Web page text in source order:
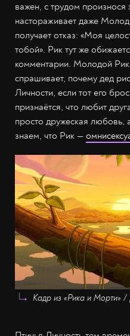
важен, с трудом произнося
настораживает даже
получает отказ: «Моя
тобой». Рик тут же
комментарии. Молодой
спрашивает, почему дед
Личности, если тот его
признаётся, что любит
просто дружеская
знаем, что Рик —
Кадр из «Рика и Морти»